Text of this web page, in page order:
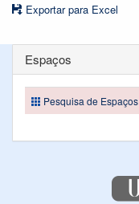
Exportar para Excel
Espaços
Pesquisa de Espaços